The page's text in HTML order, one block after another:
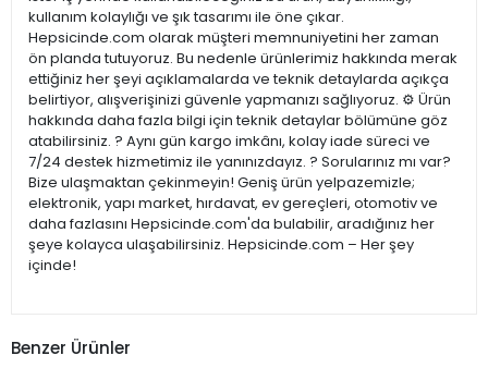
kullanım kolaylığı ve şık tasarımı ile öne çıkar.
Hepsicinde.com olarak müşteri memnuniyetini her zaman
ön planda tutuyoruz. Bu nedenle ürünlerimiz hakkında merak
ettiğiniz her şeyi açıklamalarda ve teknik detaylarda açıkça
belirtiyor, alışverişinizi güvenle yapmanızı sağlıyoruz. ⚙️ Ürün
hakkında daha fazla bilgi için teknik detaylar bölümüne göz
atabilirsiniz. ? Aynı gün kargo imkânı, kolay iade süreci ve
7/24 destek hizmetimiz ile yanınızdayız. ? Sorularınız mı var?
Bize ulaşmaktan çekinmeyin! Geniş ürün yelpazemizle;
elektronik, yapı market, hırdavat, ev gereçleri, otomotiv ve
daha fazlasını Hepsicinde.com'da bulabilir, aradığınız her
şeye kolayca ulaşabilirsiniz. Hepsicinde.com – Her şey
içinde!
Benzer Ürünler